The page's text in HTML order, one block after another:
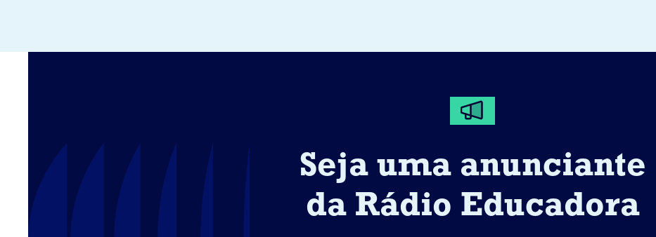
Seja uma anunciante
da Rádio Educadora